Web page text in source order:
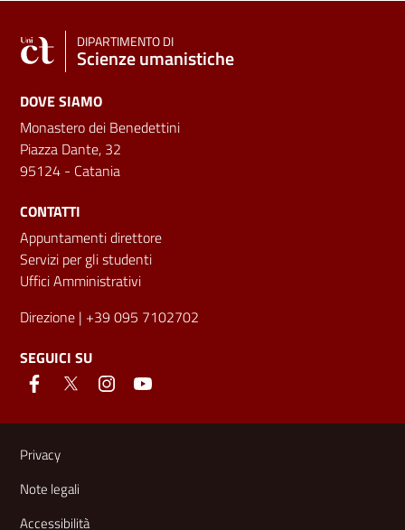
DIPARTIMENTO DI
Scienze umanistiche
DOVE SIAMO
Monastero dei Benedettini
Piazza Dante, 32
95124 - Catania
CONTATTI
Appuntamenti direttore
Servizi per gli studenti
Uffici Amministrativi
Direzione | +39 095 7102702
SEGUICI SU
Link e informazioni utili
Privacy
Note legali
Accessibilità